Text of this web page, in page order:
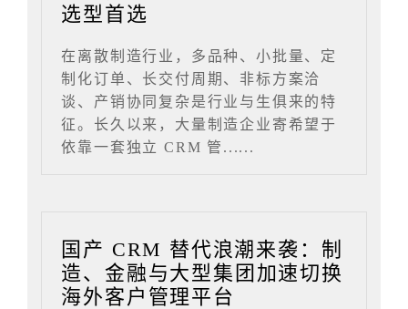
选型首选
在离散制造行业，多品种、小批量、定
制化订单、长交付周期、非标方案洽
谈、产销协同复杂是行业与生俱来的特
征。长久以来，大量制造企业寄希望于
依靠一套独立 CRM 管......
国产 CRM 替代浪潮来袭：制
造、金融与大型集团加速切换
海外客户管理平台